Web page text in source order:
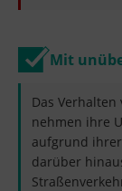
Mit
Das
nehmen ihre
aufgrund
darüber